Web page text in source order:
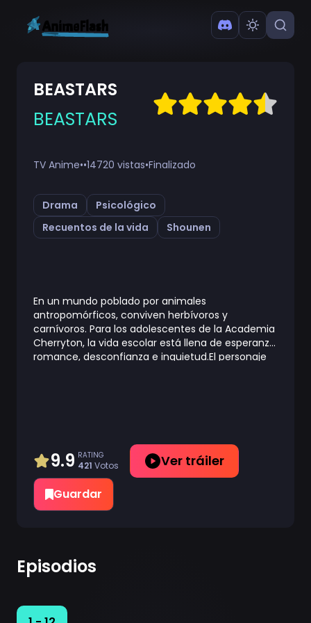
BEASTARS
BEASTARS
TV Anime••14720 vistas•Finalizado
Drama
Psicológico
Recuentos de la vida
Shounen
En un mundo poblado por animales
antropomórficos, conviven herbívoros y
carnívoros. Para los adolescentes de la Academia
Cherryton, la vida escolar está llena de esperanza,
romance, desconfianza e inquietud.El personaje
asesinato de un compañero de clase, se
encuentra cada vez más involucrado con sus
otros compañeros, que tienen su propia cuota de
inseguridades, y encuentra que su vida en la
escuela cambia lentamente.
9.9 RATING
421 Votos Ver tráiler
Guardar
Episodios